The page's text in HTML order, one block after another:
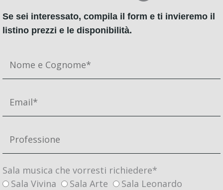
Se sei interessato, compila il form e ti invieremo il
listino prezzi e le disponibilità.
Sala musica che vorresti richiedere*
Sala Vivina
Sala Arte
Sala Leonardo